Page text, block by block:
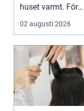
huset varmt. För
många är brasan i
kami...
02 augusti 2026